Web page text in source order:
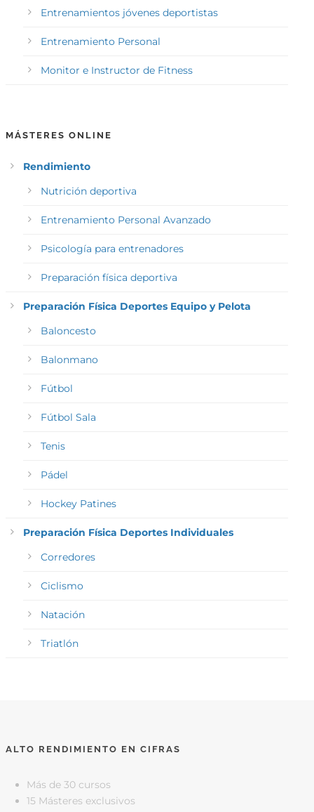
Entrenamientos jóvenes deportistas
Entrenamiento Personal
Monitor e Instructor de Fitness
MÁSTERES ONLINE
Rendimiento
Nutrición deportiva
Entrenamiento Personal Avanzado
Psicología para entrenadores
Preparación física deportiva
Preparación Física Deportes Equipo y Pelota
Baloncesto
Balonmano
Fútbol
Fútbol Sala
Tenis
Pádel
Hockey Patines
Preparación Física Deportes Individuales
Corredores
Ciclismo
Natación
Triatlón
ALTO RENDIMIENTO EN CIFRAS
Más de 30 cursos
15 Másteres exclusivos